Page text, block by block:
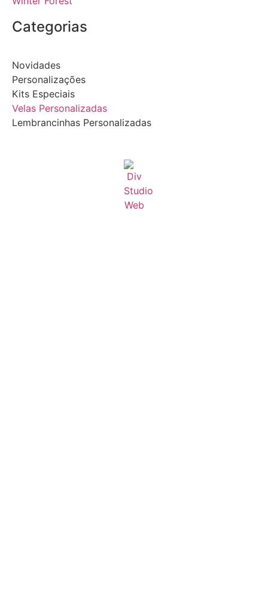
Categorias
Novidades
Personalizações
Kits Especiais
Velas Personalizadas
Lembrancinhas Personalizadas